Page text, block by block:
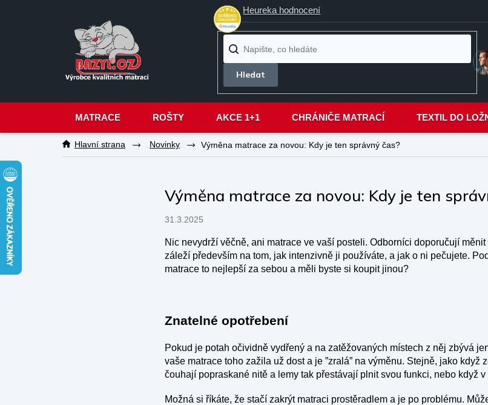
obsah
Heureka hodnocení
MATRACE ROŠTY AKCE 1+1 CHRÁNIČE MATRACÍ TEXTIL DO
Novinky Výměna matrace za novou: Kdy je ten správný čas?
Výměna matrace za novou: Kdy je ten
31.3.2025
Nic nevydrží věčně, ani matrace ve vaší posteli. Odborníci doporučují
záleží především na tom, jak intenzivně ji používáte, a jak o ni pečujete.
matrace to nejlepší za sebou a měli byste si koupit jinou?
Znatelné opotřebení
Pokud je potah očividně vydřený a na zatěžovaných místech z něj zbývá
vaše matrace toho zažila už dost a je ”zralá” na výměnu. Stejně, jako když
čouhají popraskané nitě a lemy tak přestávají plnit svou funkci, nebo když
Možná si říkáte, že stačí zakrýt matraci prostěradlem a je po problému.